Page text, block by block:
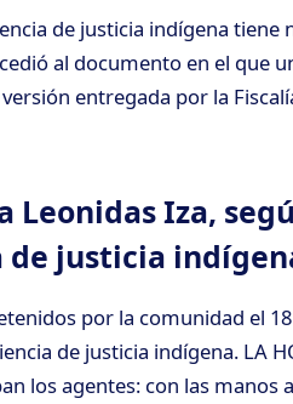
de justicia indígena tiene
al documento en el que
entregada por la
Leonidas Iza,
de justicia
por la comunidad el 18
de justicia indígena. LA
los agentes: con las manos